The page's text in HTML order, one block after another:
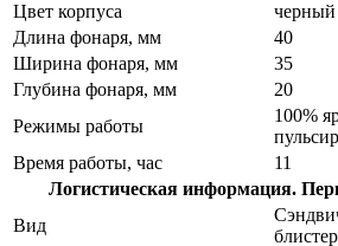
Цвет корпуса
черный
Длина фонаря, мм
40
Ширина фонаря, мм
35
Глубина фонаря, мм
20
Режимы работы
100%
Время работы, час
11
Логистическая информация.
Вид